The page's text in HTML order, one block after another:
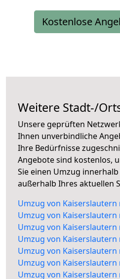
Kostenlose
Weitere Stadt-/
Unsere geprüften
Ihnen unverbindliche
Ihre Bedürfnisse
Angebote sind kostenlos,
Sie einen Umzug
außerhalb Ihres aktuellen
Umzug von
Umzug von Kaiserslautern
Umzug von Kaiserslautern
Umzug von
Umzug von
Umzug von Kaiserslautern
Umzug von Kaiserslautern